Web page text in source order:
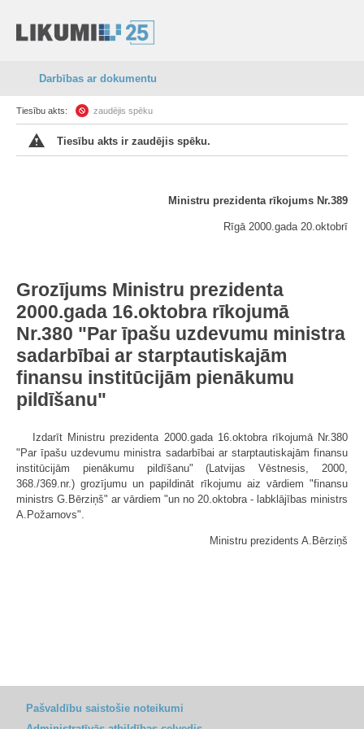
Darbības ar dokumentu
Tiesību akts: zaudējis spēku
Tiesību akts ir zaudējis spēku.
Ministru prezidenta rīkojums Nr.389
Rīgā 2000.gada 20.oktobrī
Grozījums Ministru prezidenta
2000.gada 16.oktobra rīkojumā
Nr.380 "Par īpašu uzdevumu ministra
sadarbībai ar starptautiskajām
finansu institūcijām pienākumu
pildīšanu"
Izdarīt Ministru prezidenta 2000.gada 16.oktobra rīkojumā Nr.380
"Par īpašu uzdevumu ministra sadarbībai ar starptautiskajām finansu
institūcijām pienākumu pildīšanu" (Latvijas Vēstnesis, 2000,
368./369.nr.) grozījumu un papildināt rīkojumu aiz vārdiem "finansu
ministrs G.Bērziņš" ar vārdiem "un no 20.oktobra - labklājības ministrs
A.Požarnovs".
Ministru prezidents A.Bērziņš
Pašvaldību saistošie noteikumi